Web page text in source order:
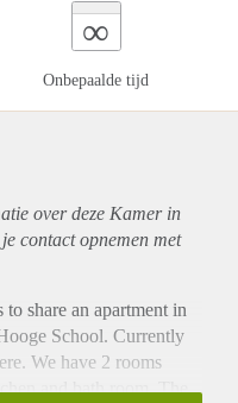
∞
Onbepaalde tijd
over deze Kamer in
contact opnemen met
share an apartment in
School. Currently
We have 2 rooms
and bath room. The